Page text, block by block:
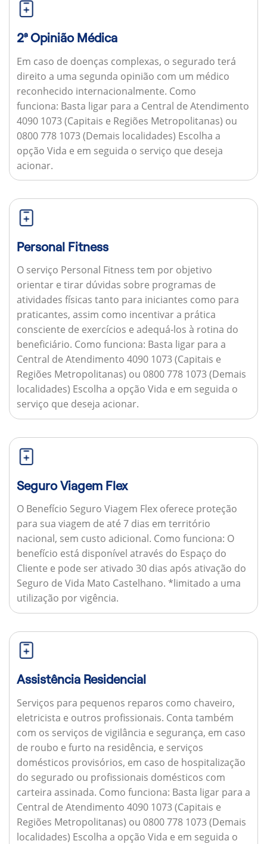
2ª Opinião Médica
Em caso de doenças complexas, o segurado terá
direito a uma segunda opinião com um médico
reconhecido internacionalmente. Como
funciona: Basta ligar para a Central de Atendimento
4090 1073 (Capitais e Regiões Metropolitanas) ou
0800 778 1073 (Demais localidades) Escolha a
opção Vida e em seguida o serviço que deseja
acionar.
Personal Fitness
O serviço Personal Fitness tem por objetivo
orientar e tirar dúvidas sobre programas de
atividades físicas tanto para iniciantes como para
praticantes, assim como incentivar a prática
consciente de exercícios e adequá-los à rotina do
beneficiário. Como funciona: Basta ligar para a
Central de Atendimento 4090 1073 (Capitais e
Regiões Metropolitanas) ou 0800 778 1073 (Demais
localidades) Escolha a opção Vida e em seguida o
serviço que deseja acionar.
Seguro Viagem Flex
O Benefício Seguro Viagem Flex oferece proteção
para sua viagem de até 7 dias em território
nacional, sem custo adicional. Como funciona: O
benefício está disponível através do Espaço do
Cliente e pode ser ativado 30 dias após ativação do
Seguro de Vida Mato Castelhano. *limitado a uma
utilização por vigência.
Assistência Residencial
Serviços para pequenos reparos como chaveiro,
eletricista e outros profissionais. Conta também
com os serviços de vigilância e segurança, em caso
de roubo e furto na residência, e serviços
domésticos provisórios, em caso de hospitalização
do segurado ou profissionais domésticos com
carteira assinada. Como funciona: Basta ligar para a
Central de Atendimento 4090 1073 (Capitais e
Regiões Metropolitanas) ou 0800 778 1073 (Demais
localidades) Escolha a opção Vida e em seguida o